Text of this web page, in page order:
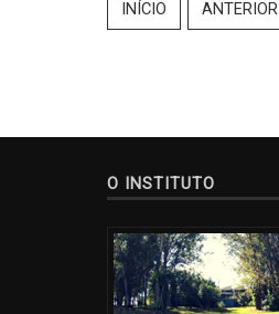
INÍCIO ANTERIOR
O INSTITUTO